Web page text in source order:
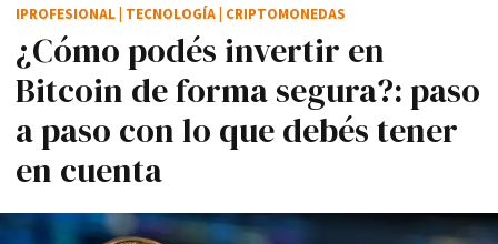
¿Cómo podés invertir en
Bitcoin de forma segura?: paso
a paso con lo que debés tener
en cuenta
IPROFESIONAL TECNOLOGÍA CRIPTOMONEDAS